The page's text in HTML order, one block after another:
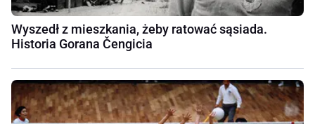
Wyszedł z mieszkania, żeby ratować sąsiada.
Historia Gorana Čengicia